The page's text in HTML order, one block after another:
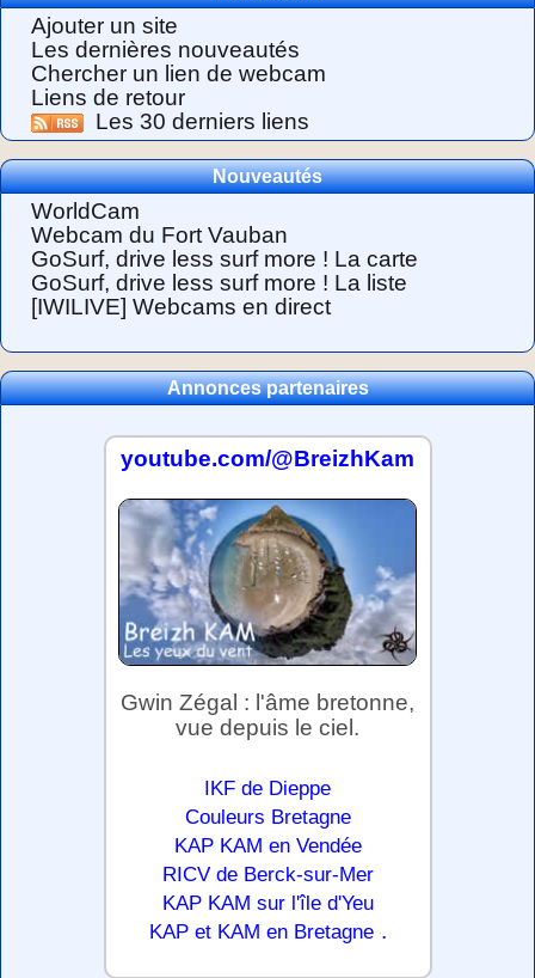
Ajouter un site
Les dernières nouveautés
Chercher un lien de webcam
Liens de retour
Les 30 derniers liens
Nouveautés
WorldCam
Webcam du Fort Vauban
GoSurf, drive less surf more ! La carte
GoSurf, drive less surf more ! La liste
[IWILIVE] Webcams en direct
Annonces partenaires
youtube.com/@BreizhKam
Gwin Zégal : l'âme bretonne,
vue depuis le ciel.
IKF de Dieppe
Couleurs Bretagne
KAP KAM en Vendée
RICV de Berck-sur-Mer
KAP KAM sur l'île d'Yeu
KAP et KAM en Bretagne .